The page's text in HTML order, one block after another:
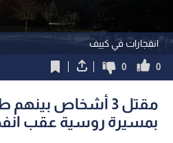
انفجارات في كييف
0
0
مقتل 3 أشخاص
بمسيرة روسية عقب